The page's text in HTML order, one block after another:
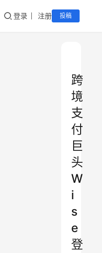
登录 注册 投稿
跨
境
支
付
巨
头
W
i
s
e
登